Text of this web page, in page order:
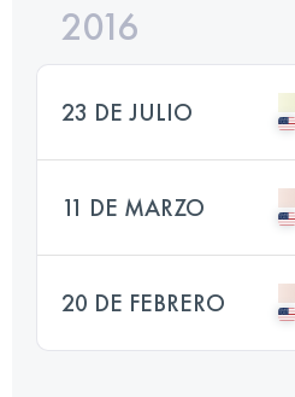
2016
23 DE JULIO
11 DE MARZO
20 DE FEBRERO